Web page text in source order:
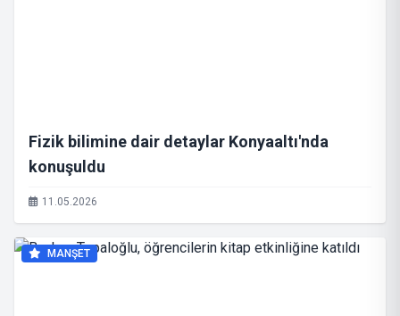
Fizik bilimine dair detaylar Konyaaltı'nda
konuşuldu
11.05.2026
MANŞET